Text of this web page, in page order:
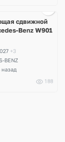
сдвижной
Benz W901
+3
BENZ
назад
188